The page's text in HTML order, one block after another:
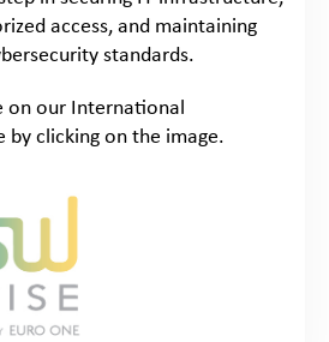
access, and maintaining
standards.
on our International
by clicking on the image.